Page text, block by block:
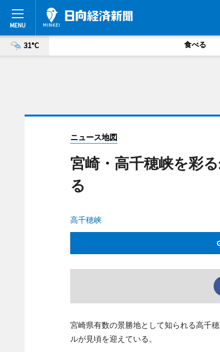
31°C 食べる
ニュース地図
宮崎・高千穂峡を彩
る
高千穂峡
宮崎県有数の景勝地として知られる高千
ルが見頃を迎えている。